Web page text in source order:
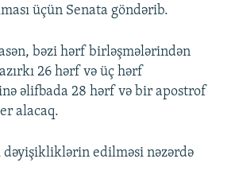
üçün Senata göndərib.
bəzi hərf birləşmələrindən
26 hərf və üç hərf
əlifbada 28 hərf və bir apostrof
alacaq.
dəyişikliklərin edilməsi nəzərdə